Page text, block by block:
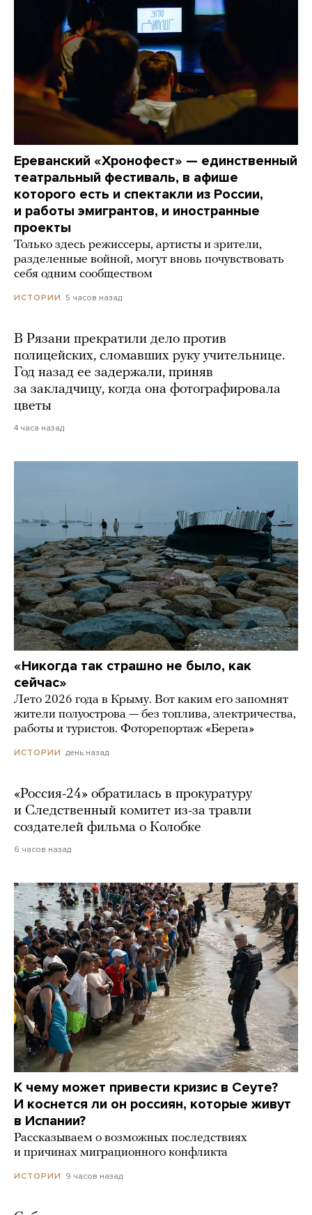
Ереванский «Хронофест» — единственный
театральный фестиваль, в афише
которого есть и спектакли из России,
и работы эмигрантов, и иностранные
проекты
Только здесь режиссеры, артисты и зрители,
разделенные войной, могут вновь почувствовать
себя одним сообществом
ИСТОРИИ 5 часов назад
В Рязани прекратили дело против
полицейских, сломавших руку учительнице.
Год назад ее задержали, приняв
за закладчицу, когда она фотографировала
цветы
4 часа назад
«Никогда так страшно не было, как
сейчас»
Лето 2026 года в Крыму. Вот каким его запомнят
жители полуострова — без топлива, электричества,
работы и туристов. Фоторепортаж «Берега»
ИСТОРИИ день назад
«Россия-24» обратилась в прокуратуру
и Следственный комитет из-за травли
создателей фильма о Колобке
6 часов назад
К чему может привести кризис в Сеуте?
И коснется ли он россиян, которые живут
в Испании?
Рассказываем о возможных последствиях
и причинах миграционного конфликта
ИСТОРИИ 9 часов назад